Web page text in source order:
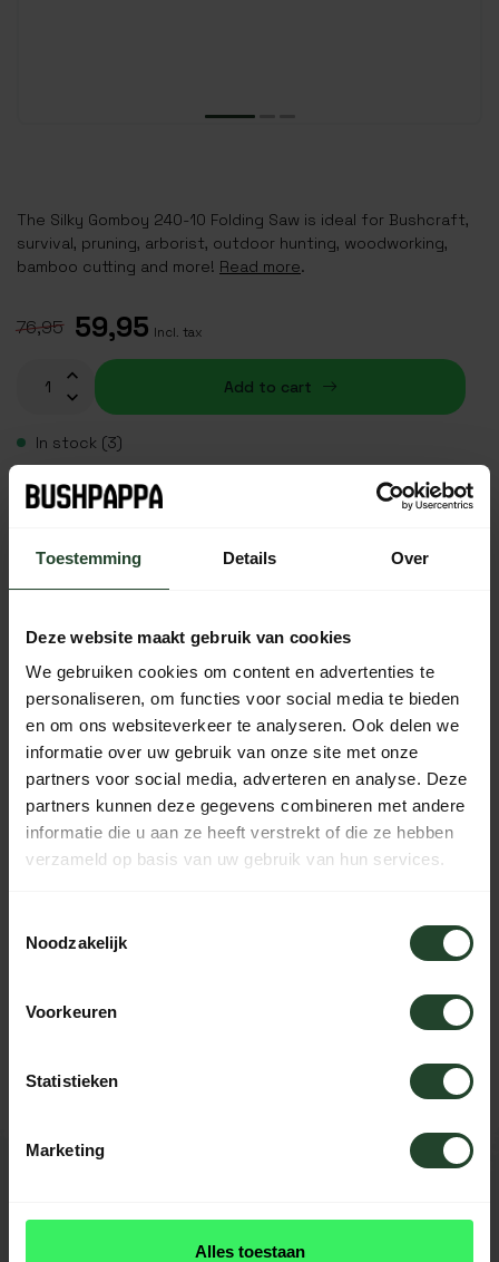
Toestemming Details Over
Deze website maakt gebruik van cookies
We gebruiken cookies om content en advertenties te
personaliseren, om functies voor social media te bieden
en om ons websiteverkeer te analyseren. Ook delen we
informatie over uw gebruik van onze site met onze
partners voor social media, adverteren en analyse. Deze
partners kunnen deze gegevens combineren met andere
informatie die u aan ze heeft verstrekt of die ze hebben
verzameld op basis van uw gebruik van hun services.
Noodzakelijk
Voorkeuren
Statistieken
Marketing
Alles toestaan
The Silky Gomboy 240-10 Folding Saw is ideal for Bushcraft,
survival, pruning, arborist, outdoor hunting, woodworking,
bamboo cutting and more! Read more.
76,95 59,95 Incl. tax
Add to cart
In stock (3)
Plaats je bestelling binnen
, dan wordt je
bestelling vandaag nog verzonden
Free shipping from €90 (NL, BE & DE)
Ordered Monday to Friday before 5 p.m., shipped the
Available every day from 10:00 to 20:00 via chat,
telephone or email
PRODUCT DESCRIPTION